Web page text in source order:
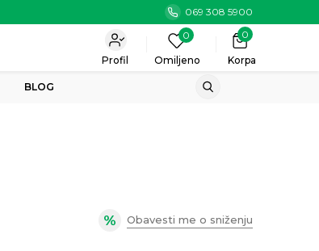
069 308 5900
Korpa
0
0
Omiljeno
Profil
BLOG
Obavesti me o sniženju